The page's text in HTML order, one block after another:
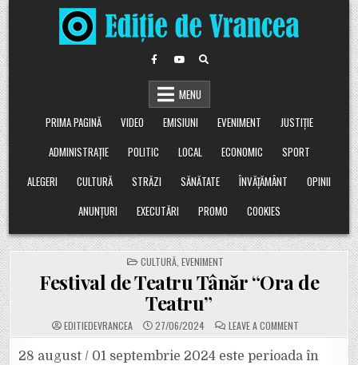
Skip
to
content
MENU
PRIMA PAGINĂ
VIDEO EMISIUNI EVENIMENT
JUSTIȚIE
ADMINISTRAȚIE
POLITIC LOCAL ECONOMIC
SPORT
ALEGERI
CULTURĂ STRĂZI SĂNĂTATE ÎNVĂȚĂMÂNT
OPINII
ANUNȚURI
EXECUTĂRI PROMO COOKIES
POSTED
IN
CULTURĂ, EVENIMENT
Festival de Teatru Tânăr “Ora de
Teatru”
EDITIEDEVRANCEA 27/06/2024 LEAVE A COMMENTON
FESTIVAL
TEATRU
28 august / 01 septembrie 2024 este perioada în